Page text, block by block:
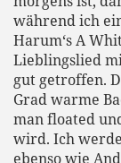
während ich
Harum‘s A
Lieblingslied
gut getroffen.
Grad warme
man floated
wird. Ich
ebenso wie